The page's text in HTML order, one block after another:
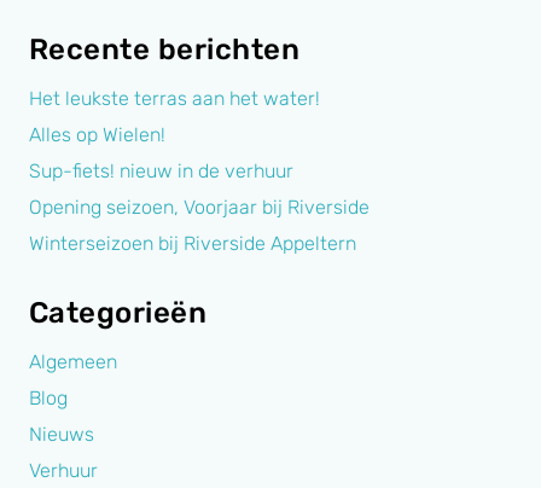
Recente berichten
Het leukste terras aan het water!
Alles op Wielen!
Sup-fiets! nieuw in de verhuur
Opening seizoen, Voorjaar bij Riverside
Winterseizoen bij Riverside Appeltern
Categorieën
Algemeen
Blog
Nieuws
Verhuur